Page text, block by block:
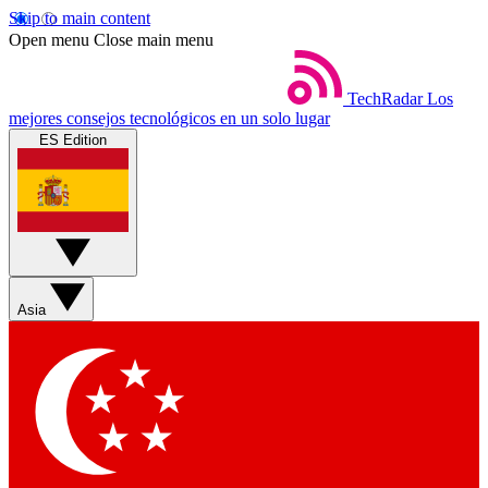
Skip to main content
Open menu Close main menu
TechRadar Los
mejores consejos tecnológicos en un solo lugar
ES Edition
Asia